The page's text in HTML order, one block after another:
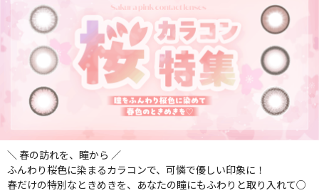
＼ 春の訪れを、瞳から ／
ふんわり桜色に染まるカラコンで、可憐で優しい印象に！
春だけの特別なときめきを、あなたの瞳にもふわりと取り入れて○